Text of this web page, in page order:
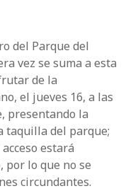
del Parque del
vez se suma a esta
de la
el jueves 16, a las
presentando la
taquilla del parque;
estará
por lo que no se
circundantes.